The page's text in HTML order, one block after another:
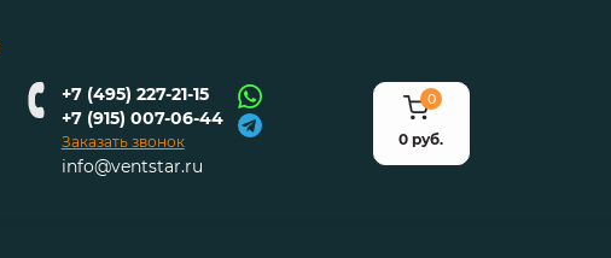
+7 (495) 227-21-15
+7 (915) 007-06-44
Заказать звонок
info@ventstar.ru
0
0 руб.